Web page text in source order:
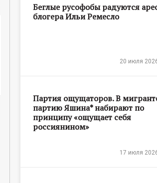
Беглые русофобы радуются
блогера Ильи Ремесло
20 июля
Партия ощущаторов. В
партию Яшина* набирают по
принципу «ощущает себя
россиянином»
17 июля